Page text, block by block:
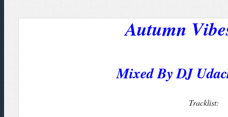
Autumn
Mixed By DJ
Tracklist: